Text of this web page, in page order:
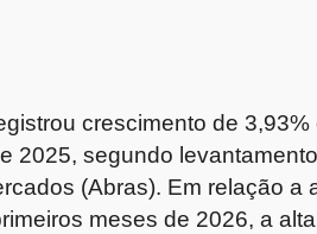
crescimento de 3,93%
2025, segundo
(Abras). Em relação a
meses de 2026, a